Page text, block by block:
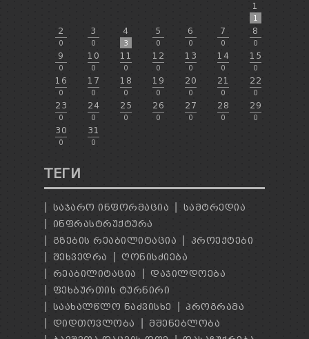
1
1
2
0
3
0
4
3
5
0
6
0
7
0
8
0
9
0
10
0
11
0
12
0
13
0
14
0
15
0
16
0
17
0
18
0
19
0
20
0
21
0
22
0
23
0
24
0
25
0
26
0
27
0
28
0
29
0
30
0
31
0
ТЕГИ
ᲡᲐᲯᲐᲠᲝ ᲘᲜᲤᲝᲠᲛᲐᲪᲘᲐ
ᲡᲐᲛᲢᲠᲔᲓᲘᲐ
ᲘᲜᲤᲠᲐᲡᲢᲠᲣᲥᲢᲣᲠᲐ
ᲒᲖᲔᲑᲘᲡ ᲠᲔᲐᲑᲘᲚᲘᲢᲐᲪᲘᲐ
ᲞᲠᲝᲔᲥᲢᲔᲑᲘ
ᲨᲔᲮᲕᲔᲓᲠᲐ
ᲦᲝᲜᲘᲡᲫᲘᲔᲑᲐ
ᲠᲔᲐᲑᲘᲚᲘᲢᲐᲪᲘᲐ
ᲓᲐᲯᲘᲚᲓᲝᲔᲑᲐ
ᲤᲔᲮᲑᲣᲠᲗᲘᲡ ᲢᲣᲠᲜᲘᲠᲘ
ᲡᲐᲐᲮᲐᲚᲬᲚᲝ ᲜᲐᲫᲕᲘᲡᲮᲔ
ᲞᲠᲝᲒᲠᲐᲛᲐ
ᲓᲘᲓᲗᲝᲕᲚᲝᲑᲐ
ᲛᲨᲔᲜᲔᲑᲚᲝᲑᲐ